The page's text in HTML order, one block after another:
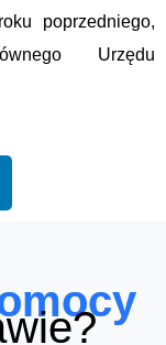
poprzedniego,
Urzędu